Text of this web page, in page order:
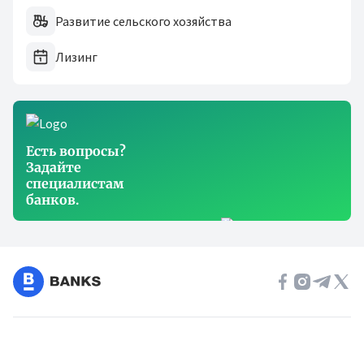
Развитие сельского хозяйства
Лизинг
Есть вопросы?
Задайте
специалистам
банков.